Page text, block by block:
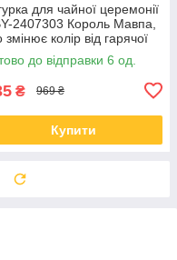
для чайної церемонії
2407303 Король Мавпа,
колір від гарячої
Goldдо відправки 6 од.
₴ 969 ₴
Купити